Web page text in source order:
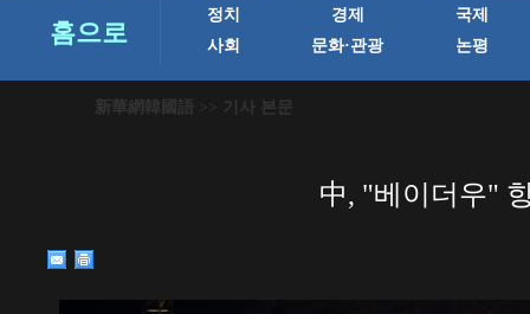
新華網韓國語 >> 기사 본문
中, "베이더우"